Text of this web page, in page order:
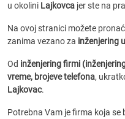
u okolini Lajkovca jer ste na
Na ovoj stranici možete
zanima vezano za inženjering
Od inženjering firmi
vreme, brojeve telefona,
Lajkovac.
Potrebna Vam je firma koja